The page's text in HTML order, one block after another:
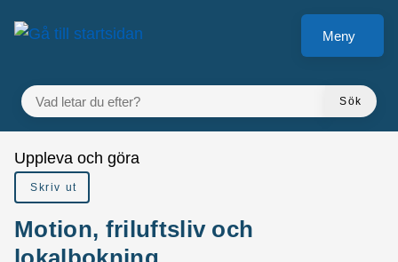
Gå till innehåll
till sidomeny
Meny
VAD LETAR DU EFTER?
Sök
Du är här:
Uppleva och göra
Skriv ut
Motion, friluftsliv och